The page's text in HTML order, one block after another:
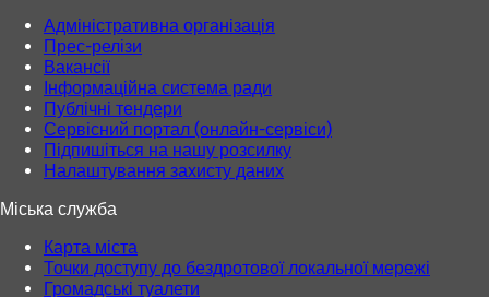
Адміністративна організація
Прес-релізи
Вакансії
Інформаційна система ради
Публічні тендери
Сервісний портал (онлайн-сервіси)
Підпишіться на нашу розсилку
Налаштування захисту даних
Міська служба
Карта міста
Точки доступу до бездротової локальної мережі
Громадські туалети